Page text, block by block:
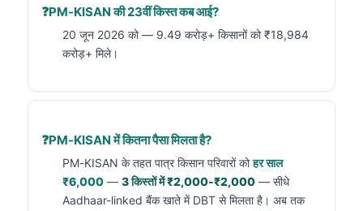
PM-KISAN की 23वीं किस्त कब आई?
20 जून 2026 को — 9.49 करोड़+ किसानों को ₹18,984
करोड़+ मिले।
PM-KISAN में कितना पैसा मिलता है?
PM-KISAN के तहत पात्र किसान परिवारों कोहर साल
₹6,000 — 3 किस्तों में ₹2,000-₹2,000 — सीधे
Aadhaar-linked बैंक खाते में DBT से मिलता है। अब तक